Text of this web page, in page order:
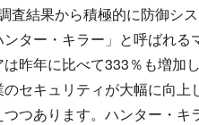
査結果から積極的に防御シ
ター・キラー」と呼ばれる
昨年に比べて333％も増加
セキュリティが大幅に向
つあります。ハンター・